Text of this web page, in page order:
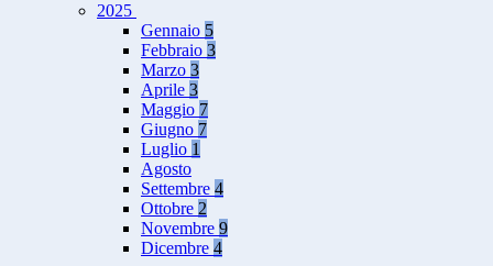
2025
Gennaio 5
Febbraio 3
Marzo 3
Aprile 3
Maggio 7
Giugno 7
Luglio 1
Agosto
Settembre 4
Ottobre 2
Novembre 9
Dicembre 4